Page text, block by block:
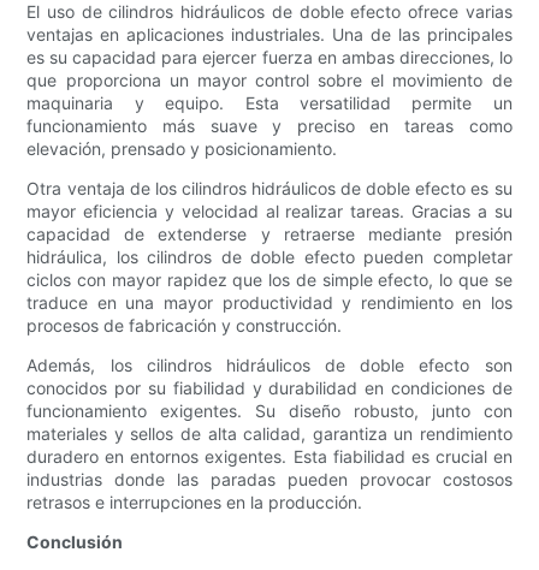
El uso de cilindros hidráulicos de doble efecto ofrece varias
ventajas en aplicaciones industriales. Una de las principales
es su capacidad para ejercer fuerza en ambas direcciones, lo
que proporciona un mayor control sobre el movimiento de
maquinaria y equipo. Esta versatilidad permite un
funcionamiento más suave y preciso en tareas como
elevación, prensado y posicionamiento.
Otra ventaja de los cilindros hidráulicos de doble efecto es su
mayor eficiencia y velocidad al realizar tareas. Gracias a su
capacidad de extenderse y retraerse mediante presión
hidráulica, los cilindros de doble efecto pueden completar
ciclos con mayor rapidez que los de simple efecto, lo que se
traduce en una mayor productividad y rendimiento en los
procesos de fabricación y construcción.
Además, los cilindros hidráulicos de doble efecto son
conocidos por su fiabilidad y durabilidad en condiciones de
funcionamiento exigentes. Su diseño robusto, junto con
materiales y sellos de alta calidad, garantiza un rendimiento
duradero en entornos exigentes. Esta fiabilidad es crucial en
industrias donde las paradas pueden provocar costosos
retrasos e interrupciones en la producción.
Conclusión